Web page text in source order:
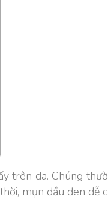
trên da. Chúng
mụn đầu đen